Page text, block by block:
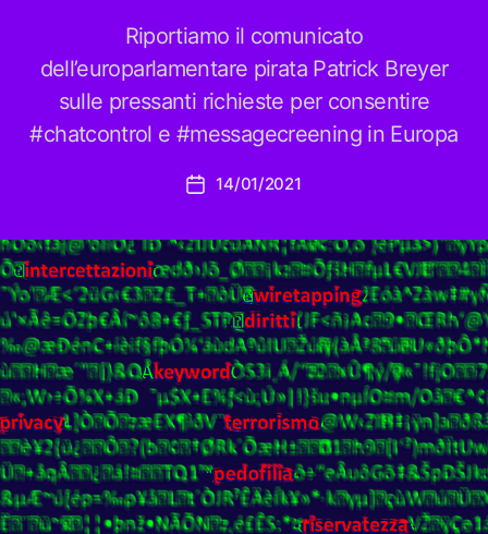
Riportiamo il comunicato
dell’europarlamentare pirata Patrick Breyer
sulle pressanti richieste per consentire
#chatcontrol e #messagecreening in Europa
Data14/01/2021